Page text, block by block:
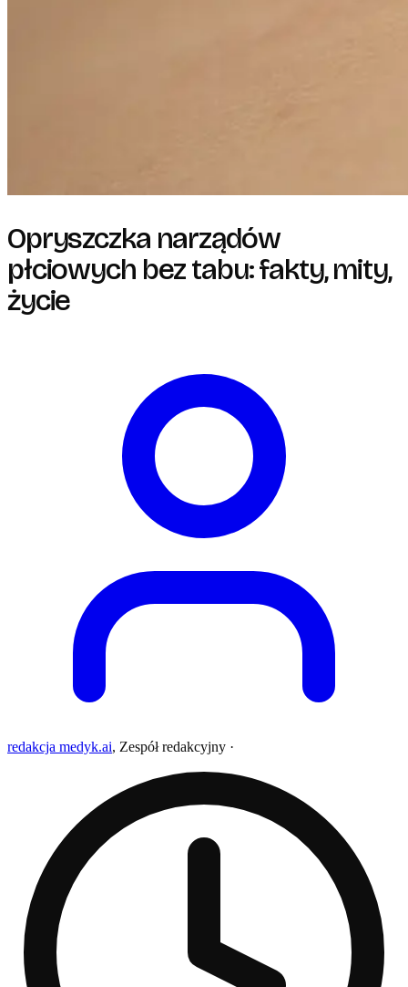
Opryszczka narządów
płciowych bez tabu: fakty, mity,
życie
redakcja medyk.ai, Zespół redakcyjny ·